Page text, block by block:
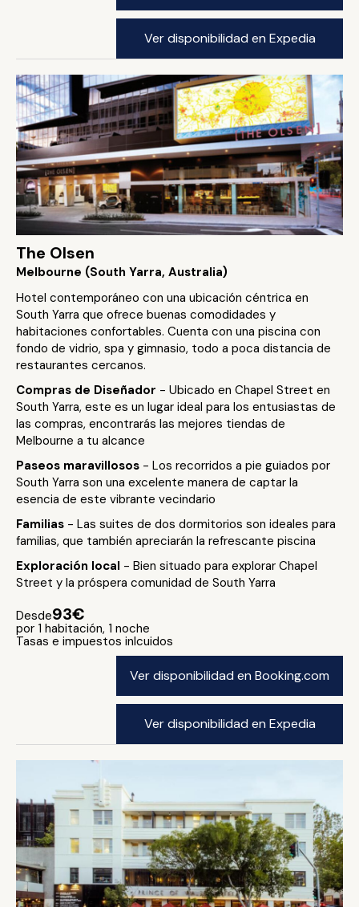
Ver disponibilidad en Expedia
The Olsen
Melbourne (South Yarra, Australia)
Hotel contemporáneo con una ubicación céntrica en
South Yarra que ofrece buenas comodidades y
habitaciones confortables. Cuenta con una piscina con
fondo de vidrio, spa y gimnasio, todo a poca distancia de
restaurantes cercanos.
Compras de Diseñador - Ubicado en Chapel Street en
South Yarra, este es un lugar ideal para los entusiastas de
las compras, encontrarás las mejores tiendas de
Melbourne a tu alcance
Paseos maravillosos - Los recorridos a pie guiados por
South Yarra son una excelente manera de captar la
esencia de este vibrante vecindario
Familias - Las suites de dos dormitorios son ideales para
familias, que también apreciarán la refrescante piscina
Exploración local - Bien situado para explorar Chapel
Street y la próspera comunidad de South Yarra
Desde93€
por 1 habitación, 1 noche
Tasas e impuestos inlcuidos
Ver disponibilidad en Booking.com
Ver disponibilidad en Expedia